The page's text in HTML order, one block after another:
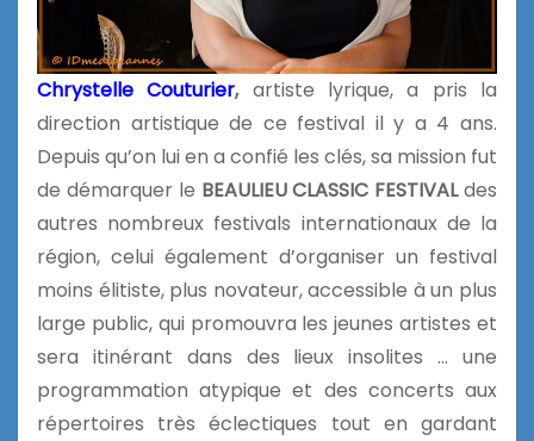
Chrystelle Couturier, artiste lyrique, a pris la
direction artistique de ce festival il y a 4 ans.
Depuis qu’on lui en a confié les clés, sa mission fut
de démarquer le BEAULIEU CLASSIC FESTIVALdes
autres nombreux festivals internationaux de la
région, celui également d’organiser un festival
moins élitiste, plus novateur, accessible à un plus
large public, qui promouvra les jeunes artistes et
sera itinérant dans des lieux insolites … une
programmation atypique et des concerts aux
répertoires très éclectiques tout en gardant